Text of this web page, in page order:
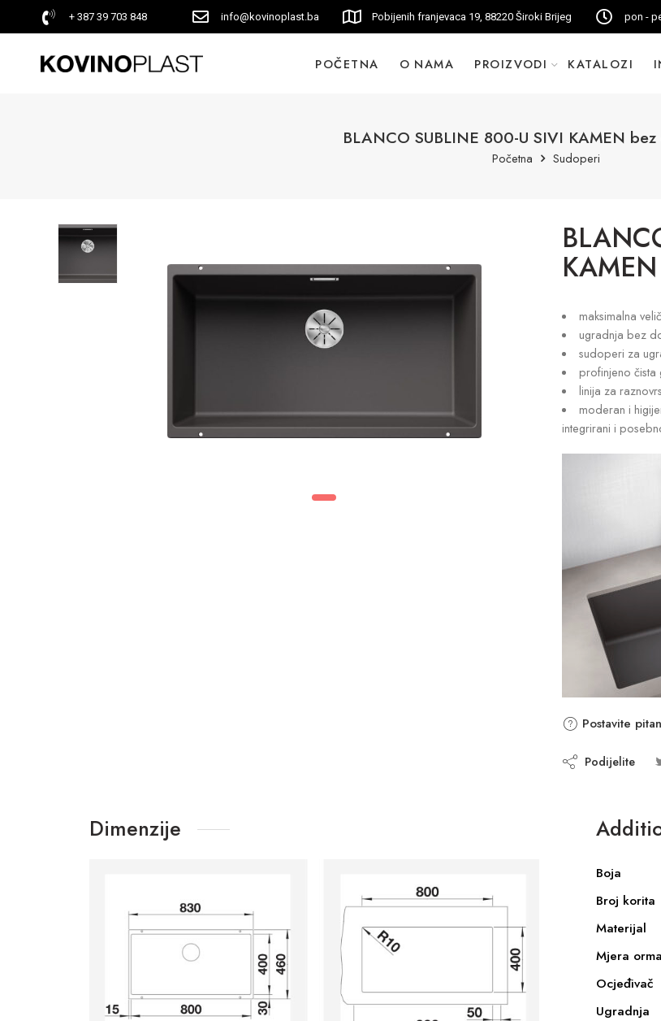
+ 387 39 703 848 info@kovinoplast.ba Pobijenih franjevaca 19, 88220 Široki Brijeg pon -
POČETNA O NAMA PROIZVODI KATALOZI
BLANCO SUBLINE 800-U SIVI KAMEN
Početna Sudoperi
maksimalna
ugradnja bez
sudoperi za
profinjeno
linija za
moderan i
integrirani i
Postavite
Podijelite
Dimenzije
Boja
Broj korita
Materijal
Mjera
Ocjeđivač
Ugradnja